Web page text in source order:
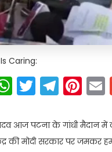
Caring:
WhatsApp
Twitter
आज पटना के गांधी मैदान
की मोदी सरकार पर जमकर